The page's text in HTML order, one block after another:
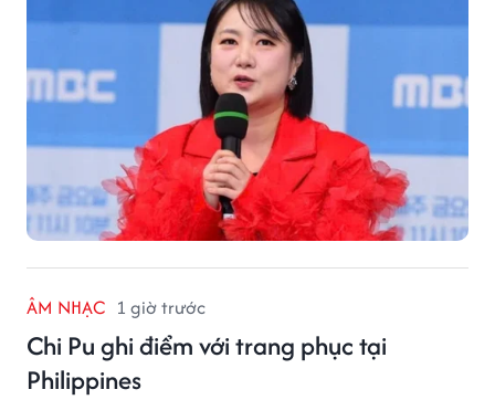
ÂM NHẠC 1 giờ trước
Chi Pu ghi điểm với trang phục tại
Philippines